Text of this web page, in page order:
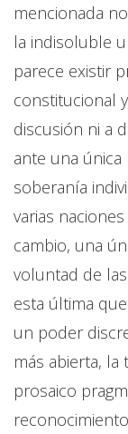
mencionada
la indisoluble
parece existir
constitucional
discusión ni a
ante una
soberanía
varias
cambio, una
voluntad de
esta última
un poder
más abierta,
prosaico